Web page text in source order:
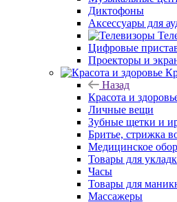
Диктофоны
Аксессуары для
Цифровые
Проекторы и
Назад
Красота и
Личные вещи
Зубные щетки и
Бритье, стрижка
Медицинское
Товары для
Часы
Товары для
Массажеры